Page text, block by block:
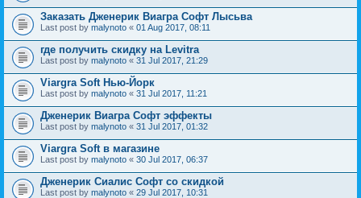
Заказать Дженерик Виагра Софт Лысьва
Last post by malynoto « 01 Aug 2017, 08:11
где получить скидку на Levitra
Last post by malynoto « 31 Jul 2017, 21:29
Viargra Soft Нью-Йорк
Last post by malynoto « 31 Jul 2017, 11:21
Дженерик Виагра Софт эффекты
Last post by malynoto « 31 Jul 2017, 01:32
Viargra Soft в магазине
Last post by malynoto « 30 Jul 2017, 06:37
Дженерик Сиалис Софт со скидкой
Last post by malynoto « 29 Jul 2017, 10:31